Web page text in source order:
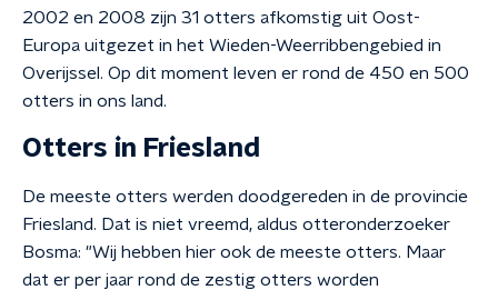
2002 en 2008 zijn 31 otters afkomstig uit Oost-
Europa uitgezet in het Wieden-Weerribbengebied in
Overijssel. Op dit moment leven er rond de 450 en 500
otters in ons land.
Otters in Friesland
De meeste otters werden doodgereden in de provincie
Friesland. Dat is niet vreemd, aldus otteronderzoeker
Bosma: "Wij hebben hier ook de meeste otters. Maar
dat er per jaar rond de zestig otters worden